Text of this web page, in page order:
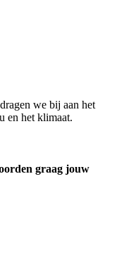
we bij aan het
en het klimaat.
graag jouw